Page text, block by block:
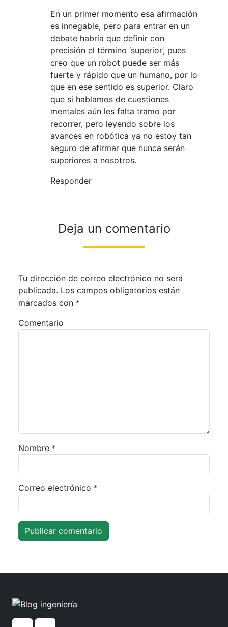
En un primer momento esa afirmación
es innegable, pero para entrar en un
debate habría que definir con
precisión el término ‘superior’, pues
creo que un robot puede ser más
fuerte y rápido que un humano, por lo
que en ese sentido es superior. Claro
que si hablamos de cuestiones
mentales aún les falta tramo por
recorrer, pero leyendo sobre los
avances en robótica ya no estoy tan
seguro de afirmar que nunca serán
superiores a nosotros.
Responder
Deja un comentario
Tu dirección de correo electrónico no será
publicada. Los campos obligatorios están
marcados con *
Comentario
Nombre *
Correo electrónico *